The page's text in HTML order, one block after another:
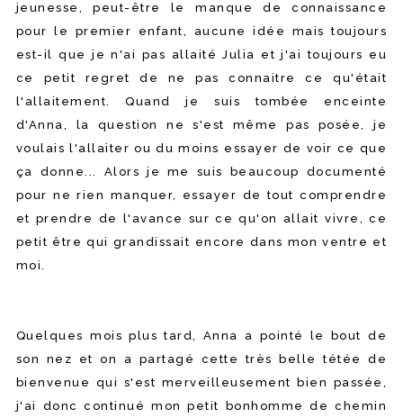
jeunesse, peut-être le manque de connaissance
pour le premier enfant, aucune idée mais toujours
est-il que je n'ai pas allaité Julia et j'ai toujours eu
ce petit regret de ne pas connaitre ce qu'était
l'allaitement. Quand je suis tombée enceinte
d'Anna, la question ne s'est même pas posée, je
voulais l'allaiter ou du moins essayer de voir ce que
ça donne... Alors je me suis beaucoup documenté
pour ne rien manquer, essayer de tout comprendre
et prendre de l'avance sur ce qu'on allait vivre, ce
petit être qui grandissait encore dans mon ventre et
moi.
Quelques mois plus tard, Anna a pointé le bout de
son nez et on a partagé cette très belle tétée de
bienvenue qui s'est merveilleusement bien passée,
j'ai donc continué mon petit bonhomme de chemin